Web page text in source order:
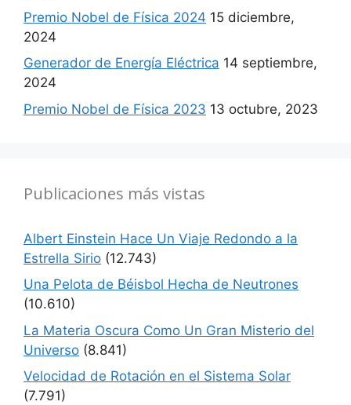
Premio Nobel de Física 2024 15 diciembre,
2024
Generador de Energía Eléctrica 14 septiembre,
2024
Premio Nobel de Física 2023 13 octubre, 2023
Publicaciones más vistas
Albert Einstein Hace Un Viaje Redondo a la
Estrella Sirio (12.743)
Una Pelota de Béisbol Hecha de Neutrones
(10.610)
La Materia Oscura Como Un Gran Misterio del
Universo (8.841)
Velocidad de Rotación en el Sistema Solar
(7.791)